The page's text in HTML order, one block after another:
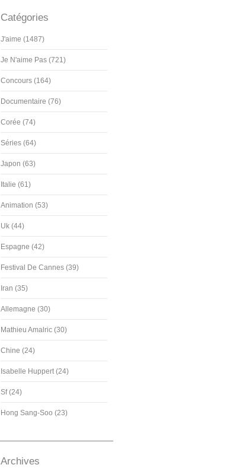
Catégories
J'aime (1487)
Je N'aime Pas (721)
Concours (164)
Documentaire (76)
Corée (74)
Séries (64)
Japon (63)
Italie (61)
Animation (53)
Uk (44)
Espagne (42)
Festival De Cannes (39)
Iran (35)
Allemagne (30)
Mathieu Amalric (30)
Chine (24)
Isabelle Huppert (24)
Sf (24)
Hong Sang-Soo (23)
Archives